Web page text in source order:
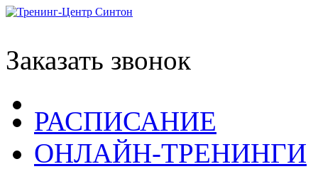
Заказать звонок
РАСПИСАНИЕ
ОНЛАЙН-ТРЕНИНГИ